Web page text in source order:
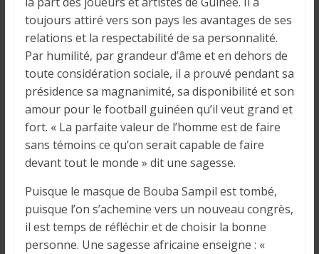
toujours attiré vers son pays les avantages de ses
relations et la respectabilité de sa personnalité.
Par humilité, par grandeur d’âme et en dehors de
toute considération sociale, il a prouvé pendant sa
présidence sa magnanimité, sa disponibilité et son
amour pour le football guinéen qu’il veut grand et
fort. « La parfaite valeur de l’homme est de faire
sans témoins ce qu’on serait capable de faire
devant tout le monde » dit une sagesse.
Puisque le masque de Bouba Sampil est tombé,
puisque l’on s’achemine vers un nouveau congrès,
il est temps de réfléchir et de choisir la bonne
personne. Une sagesse africaine enseigne : «